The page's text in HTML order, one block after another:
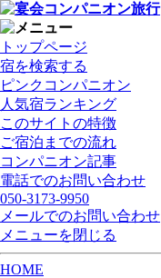
トップページ
宿を検索する
ピンクコンパニオン
人気宿ランキング
このサイトの特徴
ご宿泊までの流れ
コンパニオン記事
電話でのお問い合わせ
050-3173-9950
メールでのお問い合わせ
メニューを閉じる
HOME